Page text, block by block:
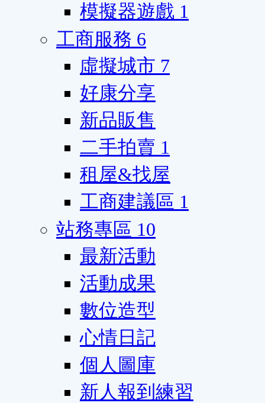
模擬器遊戲 1
工商服務 6
虛擬城市 7
好康分享
新品販售
二手拍賣 1
租屋&找屋
工商建議區 1
站務專區 10
最新活動
活動成果
數位造型
心情日記
個人圖庫
新人報到練習